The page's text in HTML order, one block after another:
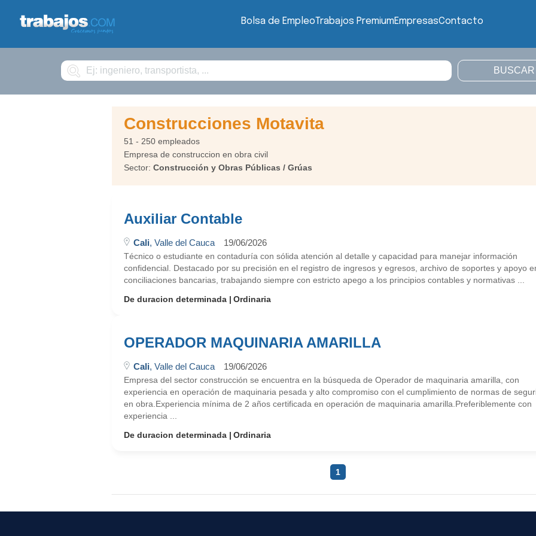
Bolsa de EmpleoTrabajos PremiumEmpresasContacto
Buscar
Construcciones Motavita
51 - 250 empleados
Empresa de construccion en obra civil
Sector: Construcción y Obras Públicas / Grúas
Auxiliar Contable
Cali, Valle del Cauca 19/06/2026
Técnico o estudiante en contaduría con sólida atención al detalle y capacidad para manejar información
confidencial. Destacado por su precisión en el registro de ingresos y egresos, archivo de soportes y apoyo
conciliaciones bancarias, trabajando siempre con estricto apego a los principios contables y normativas ...
De duracion determinada
Ordinaria
OPERADOR MAQUINARIA AMARILLA
Cali, Valle del Cauca 19/06/2026
Empresa del sector construcción se encuentra en la búsqueda de Operador de maquinaria amarilla, con
experiencia en operación de maquinaria pesada y alto compromiso con el cumplimiento de normas de
en obra.Experiencia mínima de 2 años certificada en operación de maquinaria amarilla.Preferiblemente con
experiencia ...
De duracion determinada
Ordinaria
1